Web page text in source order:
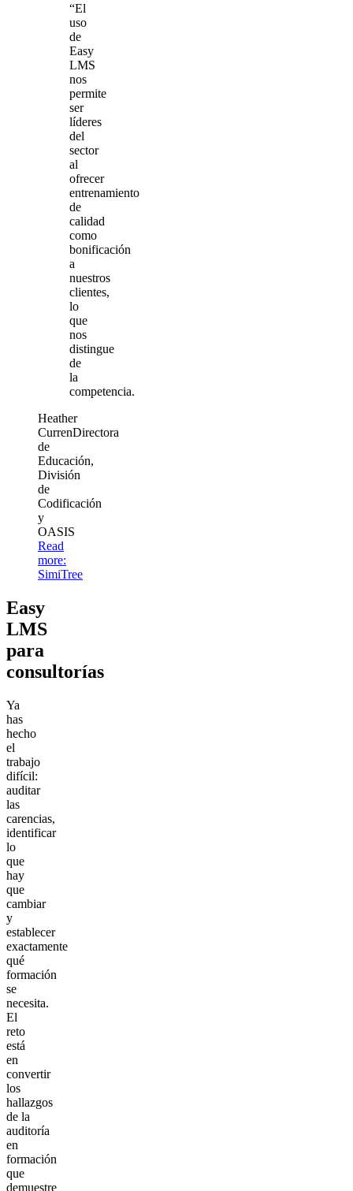
“El
uso
de
Easy
LMS
nos
permite
ser
líderes
del
sector
al
ofrecer
entrenamiento
de
calidad
como
bonificación
a
nuestros
clientes,
lo
que
nos
distingue
de
la
competencia.
Heather
CurrenDirectora
de
Educación,
División
de
Codificación
y
OASIS
Read
more:
SimiTree
Easy
LMS
para
consultorías
Ya
has
hecho
el
trabajo
difícil:
auditar
las
carencias,
identificar
lo
que
hay
que
cambiar
y
establecer
exactamente
qué
formación
se
necesita.
El
reto
está
en
convertir
los
hallazgos
de la
auditoría
en
formación
que
demuestre